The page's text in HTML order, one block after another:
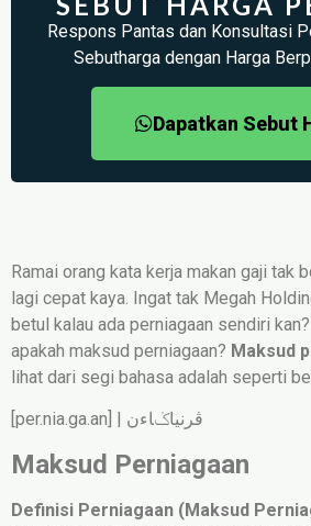
Respons Pantas dan Konsultasi
Sebutharga dengan Harga
Dapatkan Sebut
Ramai orang kata kerja makan gaji tak
lagi cepat kaya. Ingat tak Megah
betul kalau ada perniagaan sendiri
apakah maksud perniagaan? Maksud
lihat dari segi bahasa adalah seperti
[per.nia.ga.an] | ڤرنياݢاءن
Maksud Perniagaan
Definisi Perniagaan (Maksud